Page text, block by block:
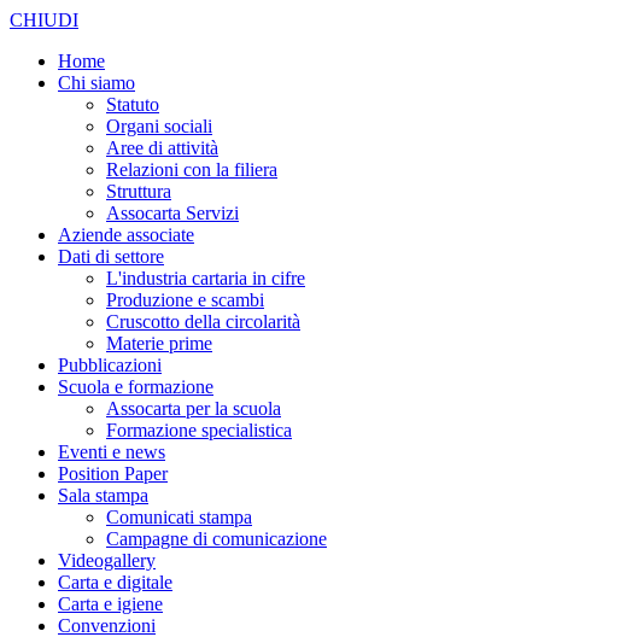
CHIUDI
Home
Chi siamo
Statuto
Organi sociali
Aree di attività
Relazioni con la filiera
Struttura
Assocarta Servizi
Aziende associate
Dati di settore
L'industria cartaria in cifre
Produzione e scambi
Cruscotto della circolarità
Materie prime
Pubblicazioni
Scuola e formazione
Assocarta per la scuola
Formazione specialistica
Eventi e news
Position Paper
Sala stampa
Comunicati stampa
Campagne di comunicazione
Videogallery
Carta e digitale
Carta e igiene
Convenzioni